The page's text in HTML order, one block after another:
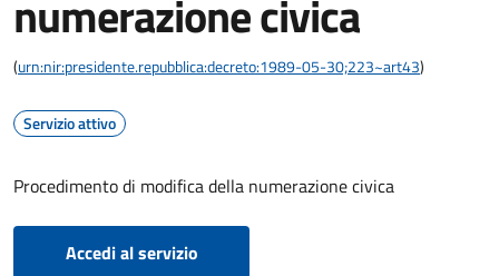
numerazione civica
(urn:nir:presidente.repubblica:decreto:1989-05-30;223~art43)
Servizio attivo
Procedimento di modifica della numerazione civica
Accedi al servizio